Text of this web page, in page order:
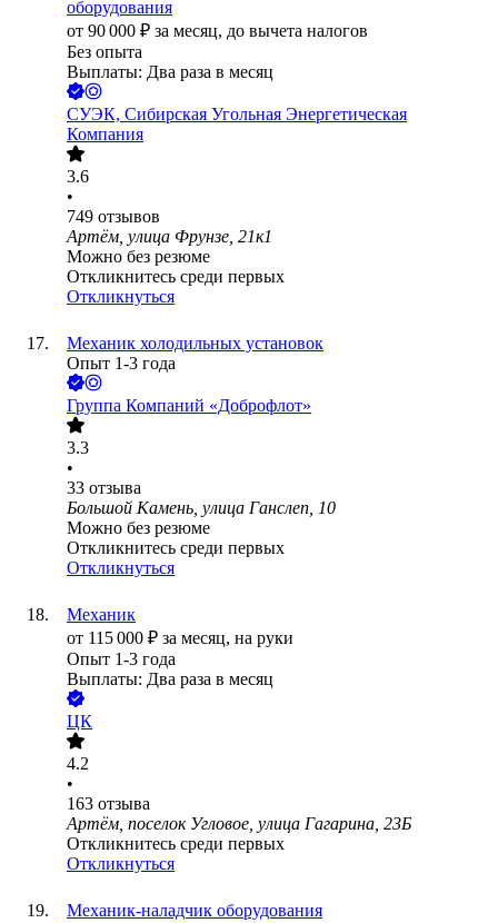
оборудования
от 90 000 ₽ за месяц, до вычета налогов
Без опыта
Выплаты: Два раза в месяц
СУЭК, Сибирская Угольная Энергетическая
Компания
3.6
•
749 отзывов
Артём, улица Фрунзе, 21к1
Можно без резюме
Откликнитесь среди первых
Откликнуться
Механик холодильных установок
Опыт 1-3 года
Группа Компаний «Доброфлот»
3.3
•
33 отзыва
Большой Камень, улица Ганслеп, 10
Можно без резюме
Откликнитесь среди первых
Откликнуться
Механик
от 115 000 ₽ за месяц, на руки
Опыт 1-3 года
Выплаты: Два раза в месяц
ЦК
4.2
•
163 отзыва
Артём, поселок Угловое, улица Гагарина, 23Б
Откликнитесь среди первых
Откликнуться
Механик-наладчик оборудования